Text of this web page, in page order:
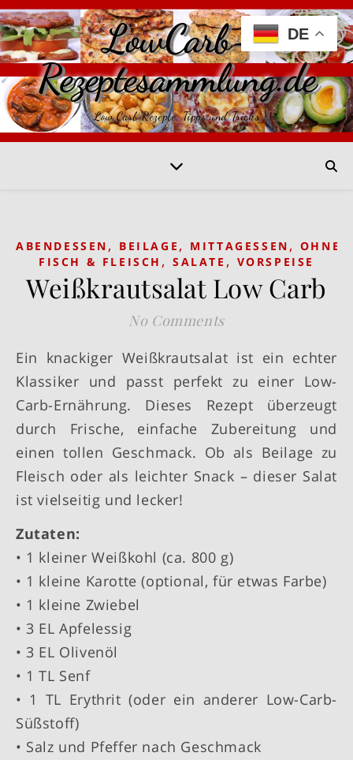
LowCarb-
Rezeptesammlung.de
Low Carb Rezepte, Tipps und Tricks
ABENDESSEN , BEILAGE , MITTAGESSEN , OHNE
FISCH & FLEISCH , SALATE , VORSPEISE
Weißkrautsalat Low Carb
No Comments
Ein knackiger Weißkrautsalat ist ein echter
Klassiker und passt perfekt zu einer Low-
Carb-Ernährung. Dieses Rezept überzeugt
durch Frische, einfache Zubereitung und
einen tollen Geschmack. Ob als Beilage zu
Fleisch oder als leichter Snack – dieser Salat
ist vielseitig und lecker!
Zutaten:
• 1 kleiner Weißkohl (ca. 800 g)
• 1 kleine Karotte (optional, für etwas Farbe)
• 1 kleine Zwiebel
• 3 EL Apfelessig
• 3 EL Olivenöl
• 1 TL Senf
• 1 TL Erythrit (oder ein anderer Low-Carb-
Süßstoff)
• Salz und Pfeffer nach Geschmack
DE